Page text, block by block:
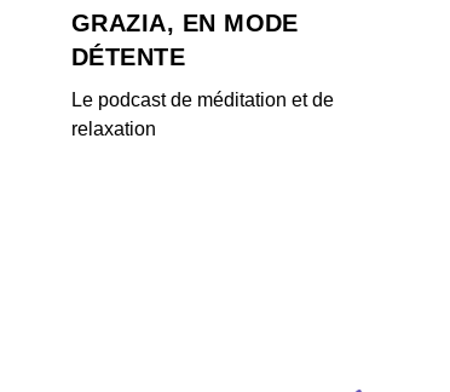
GRAZIA, EN MODE
DÉTENTE
Le podcast de méditation et de
relaxation